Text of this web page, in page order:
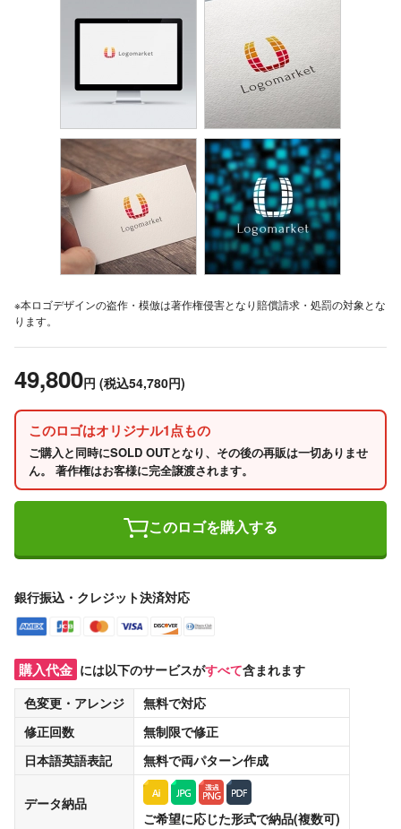
※本ロゴデザインの盗作・模倣は著作権侵害となり賠償請求・処罰の対象とな
ります。
49,800円 (税込54,780円)
このロゴはオリジナル1点もの
ご購入と同時にSOLD OUTとなり、その後の再販は一切ありませ
ん。 著作権はお客様に完全譲渡されます。
このロゴを購入する
銀行振込・クレジット決済対応
購入代金 には以下のサービスがすべて含まれます
色変更・アレンジ
無料で対応
修正回数
無制限で修正
日本語英語表記
無料で両パターン作成
データ納品
ご希望に応じた形式で納品(複数可)